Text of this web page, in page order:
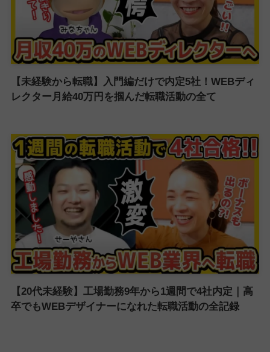
【未経験から転職】入門編だけで内定5社！WEBディ
レクター月給40万円を掴んだ転職活動の全て
【20代未経験】工場勤務9年から1週間で4社内定｜高
卒でもWEBデザイナーになれた転職活動の全記録